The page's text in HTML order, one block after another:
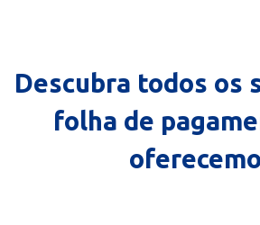
Descubra todos os
folha de